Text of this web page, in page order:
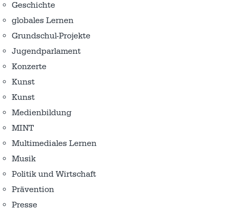
Geschichte
globales Lernen
Grundschul-Projekte
Jugendparlament
Konzerte
Kunst
Kunst
Medienbildung
MINT
Multimediales Lernen
Musik
Politik und Wirtschaft
Prävention
Presse